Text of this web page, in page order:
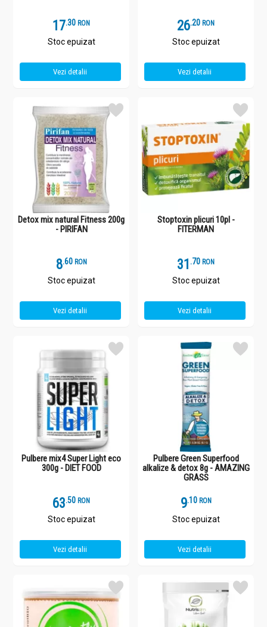
17.3 RON
Stoc epuizat
Vezi detalii
26.2 RON
Stoc epuizat
Vezi detalii
Detox mix natural Fitness 200g
- PIRIFAN
8.6 RON
Stoc epuizat
Vezi detalii
Stoptoxin plicuri 10pl -
FITERMAN
31 .7 RON
Stoc epuizat
Vezi detalii
Pulbere mix4 Super Light eco
300g - DIET FOOD
63.5 RON
Stoc epuizat
Vezi detalii
Pulbere Green Superfood
alkalize & detox 8g - AMAZING
GRASS
9.1 RON
Stoc epuizat
Vezi detalii